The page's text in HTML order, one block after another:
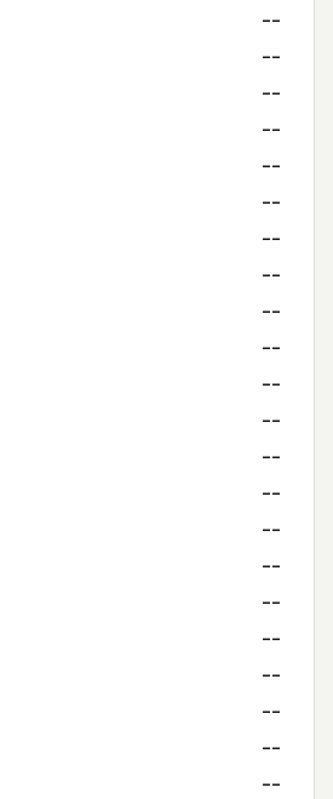
--
--
--
--
--
--
--
--
--
--
--
--
--
--
--
--
--
--
--
--
--
--